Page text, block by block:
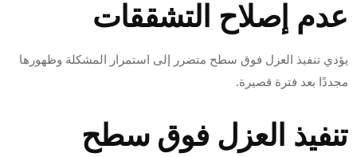
عدم إصلاح التشققات
يؤدي تنفيذ العزل فوق سطح متضرر إلى استمرار المشكلة وظهورها
مجددًا بعد فترة قصيرة.
تنفيذ العزل فوق سطح